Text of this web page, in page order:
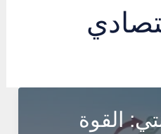
القوة